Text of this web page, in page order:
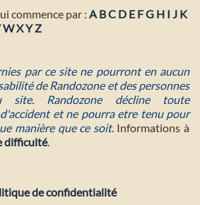
commence par : A BC D E FG H I J K
WXY Z
par ce site ne pourront en aucun
de Randozone et des personnes
site. Randozone décline toute
et ne pourra etre tenu pour
manière que ce soit. Informations à
difficulté.
de confidentialité